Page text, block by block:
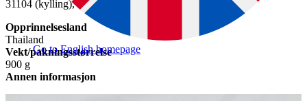
Go to English homepage
31104 (kylling), 30883 (svin)
Opprinnelsesland
Thailand
Vekt/pakningsstørrelse
900 g
Annen informasjon